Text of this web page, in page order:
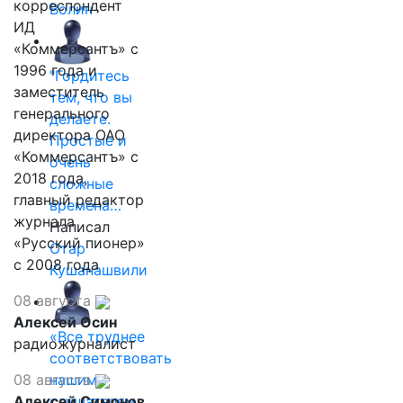
Волин
"Гордитесь
тем, что вы
делаете.
Простые и
очень
сложные
времена…
Написал
Отар
Кушанашвили
«Все труднее
соответствовать
нашим
корреспондент
ИД
«Коммерсантъ» с
1996 года и
заместитель
генерального
директора ОАО
«Коммерсантъ» с
2018 года,
главный редактор
журнала
«Русский пионер»
с 2008 года
08 августа
Алексей Осин
радиожурналист
08 августа